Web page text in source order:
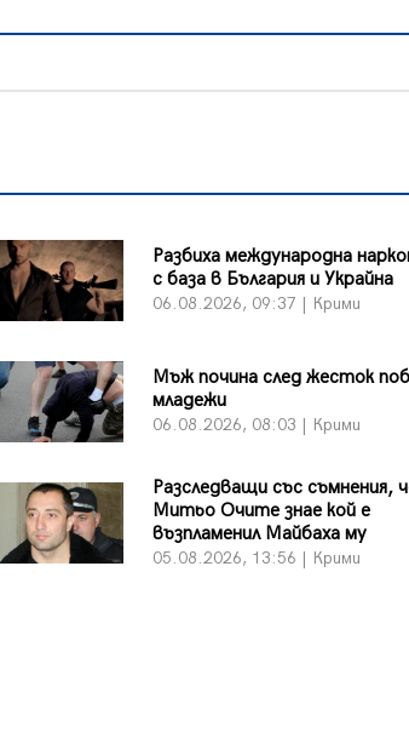
Разбиха международна
с база в България и Украйна
06.08.2026, 09:37 | Крими
Мъж почина след жесток
младежи
06.08.2026, 08:03 | Крими
Разследващи със съмнения,
Митьо Очите знае кой е
възпламенил Майбаха му
05.08.2026, 13:56 | Крими